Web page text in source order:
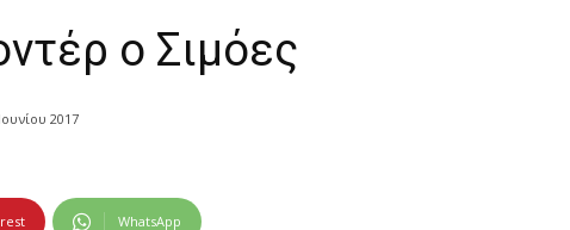
ο Σιμόες
2017
WhatsApp